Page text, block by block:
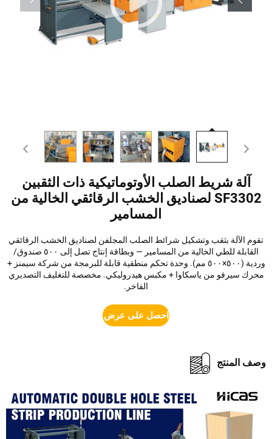
آلة شريط الصلب الأوتوماتيكية ذات الثقبين
SF3302 لصناديق الخشب الرقائقي الخالية من
المسامير
الآلة بثقب وتشكيل شرائط الصلب المجلفن لصناديق الخشب الرقائقي
القابلة للطي الخالية من المسامير — وبطاقة إنتاج تصل إلى ٥٠٠ صندوق/
وردية (٥٠٠×٥٠٠ مم). وحدة تحكم منطقية قابلة للبرمجة من شركة سيمنز +
سيرفو من ياسكاوا + مكبس هيدروليكي. مخصصة للتغليف التصديري
الفاخر.
احصل على عرض أسعار
المنتج